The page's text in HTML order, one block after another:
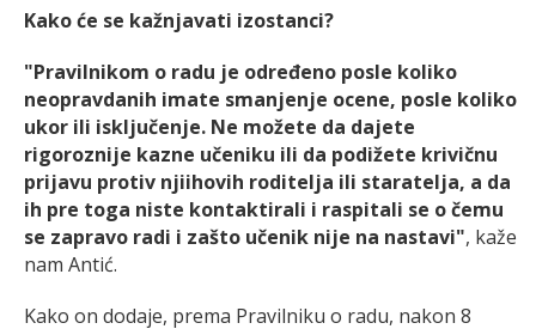
Kako će se kažnjavati izostanci?
"Pravilnikom o radu je određeno posle koliko
neopravdanih imate smanjenje ocene, posle koliko
ukor ili isključenje. Ne možete da dajete
rigoroznije kazne učeniku ili da podižete krivičnu
prijavu protiv njiihovih roditelja ili staratelja, a da
ih pre toga niste kontaktirali i raspitali se o čemu
se zapravo radi i zašto učenik nije na nastavi", kaže
nam Antić.
Kako on dodaje, prema Pravilniku o radu, nakon 8